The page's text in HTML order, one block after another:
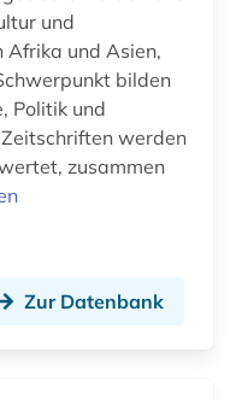
orientalische handschriftenkunde (1)
und
Afrika und Asien,
bilden
Politik und
zusammen
Zur Datenbank